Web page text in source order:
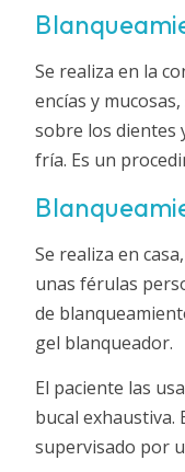
Se realiza en la
encías y
sobre los dientes
fría. Es un
Se realiza en
unas férulas
de
gel blanqueador.
El paciente las
bucal
supervisado por